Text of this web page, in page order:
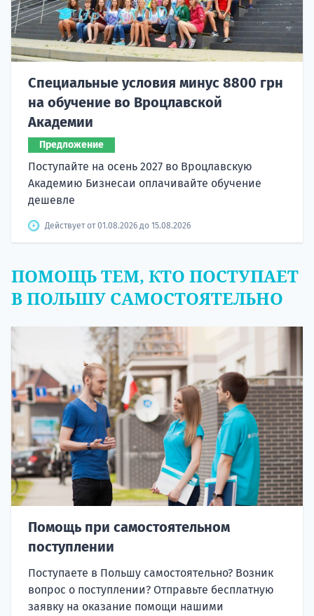
Специальные условия минус 8800 грн
на обучение во Вроцлавской
Академии
Предложение
Поступайте на осень 2027 во Вроцлавскую
Академию Бизнесаи оплачивайте обучение
дешевле
Действует от 01.08.2026 до 15.08.2026
ПОМОЩЬ ТЕМ, КТО ПОСТУПАЕТ
В ПОЛЬШУ САМОСТОЯТЕЛЬНО
Помощь при самостоятельном
поступлении
Поступаете в Польшу самостоятельно? Возник
вопрос о поступлении? Отправьте бесплатную
заявку на оказание помощи нашими